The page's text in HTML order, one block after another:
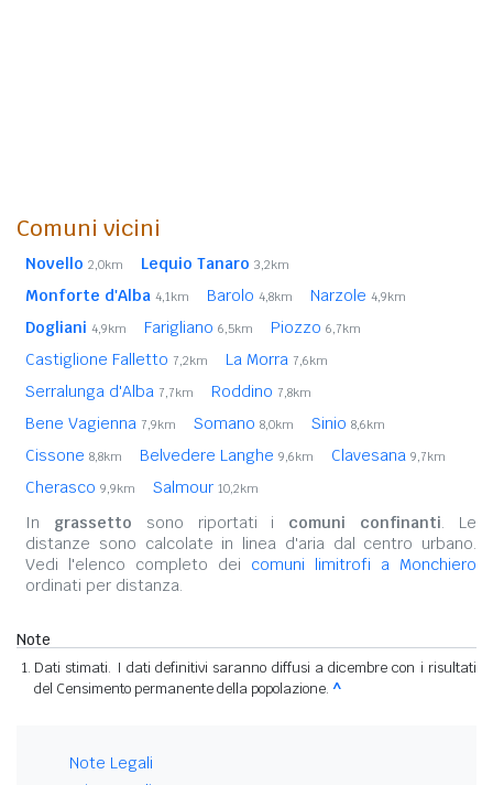
Comuni vicini
Novello 2,0km Lequio Tanaro 3,2km
Monforte d'Alba 4,1km Barolo 4,8km Narzole 4,9km
Dogliani 4,9km Farigliano 6,5km Piozzo 6,7km
Castiglione Falletto 7,2km La Morra 7,6km
Serralunga d'Alba 7,7km Roddino 7,8km
Bene Vagienna 7,9km Somano 8,0km Sinio 8,6km
Cissone 8,8km Belvedere Langhe 9,6km Clavesana 9,7km
Cherasco 9,9km Salmour 10,2km
In grassetto sono riportati i comuni confinanti. Le
distanze sono calcolate in linea d'aria dal centro urbano.
Vedi l'elenco completo dei comuni limitrofi a Monchiero
ordinati per distanza.
Note
Dati stimati. I dati definitivi saranno diffusi a dicembre con i risultati
del Censimento permanente della popolazione. ^
Note Legali